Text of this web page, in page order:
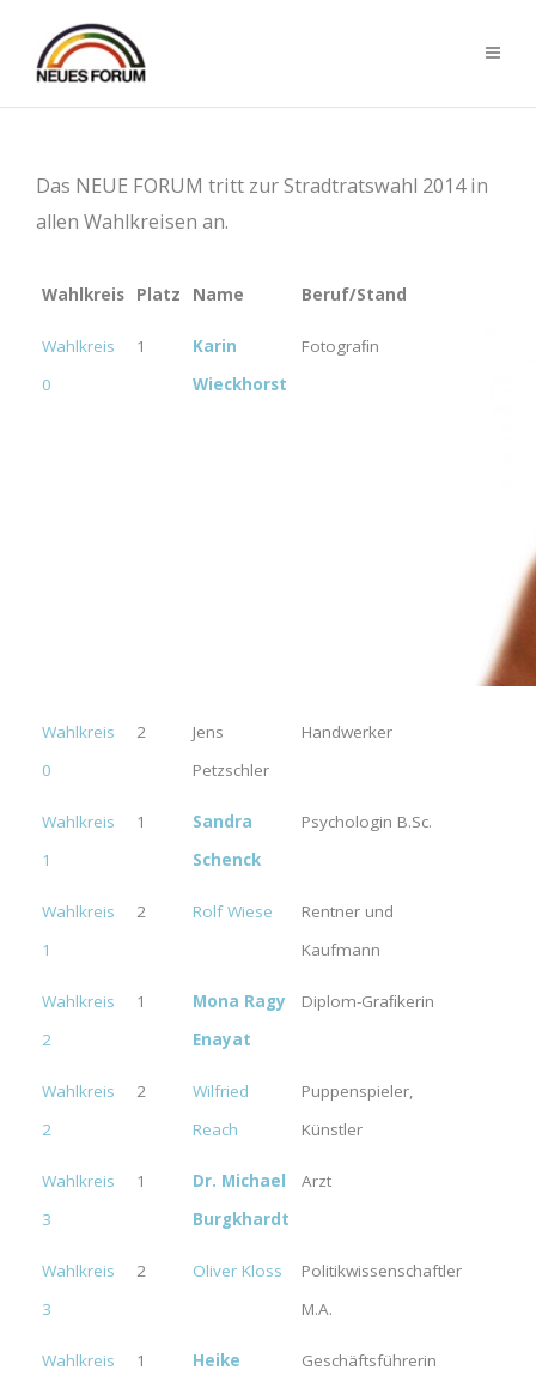
Das NEUE FORUM tritt zur Stradtratswahl 2014 in
allen Wahlkreisen an.
Wahlkreis Platz Name Beruf/Stand
Wahlkreis
0
1
Karin
Wieckhorst
Fotograﬁn
Wahlkreis
0
2
Jens
Petzschler
Handwerker
Wahlkreis
1
1
Sandra
Schenck
Psychologin B.Sc.
Wahlkreis
1
2 Rolf Wiese
Rentner und
Kaufmann
Wahlkreis
2
1
Mona Ragy
Enayat
Diplom-Graﬁkerin
Wahlkreis
2
2
Wilfried
Reach
Puppenspieler,
Künstler
Wahlkreis
3
1
Dr. Michael
Burgkhardt
Arzt
Wahlkreis
3
2 Oliver Kloss
Politikwissenschaftler
M.A.
Wahlkreis
1
Heike
Geschäftsführerin